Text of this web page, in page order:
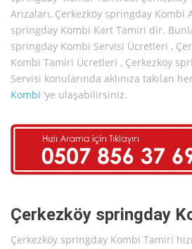
Arızaları, Çerkezköy springday Kombi
springday Kombi Kart Tamiri dir.
springday Kombi Servisi Ücretleri ,
Kombi Tamiri Ücretleri , Çerkezköy
Servisi konularında aklınıza takılan
Kombi ’ye ulaşabilirsiniz.
Çerkezköy springday
Çerkezköy springday Kombi Tamiri